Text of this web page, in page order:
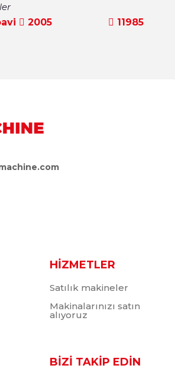
2005
11985
HİZMETLER
Satılık makineler
Makinalarınızı satın
alıyoruz
BİZİ TAKİP EDİN